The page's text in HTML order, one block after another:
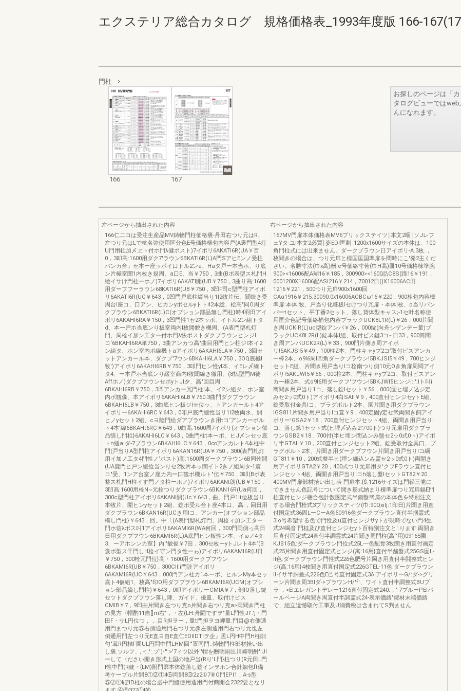
エクステリア総合カタログ 規格価格表_1993年度版 166-
門柱
166 167
お探しのページは「
タログビューでは
んになれます。
左ページから抽出された内容
166仁二コは受注生産品MV鋳物門柱価格褒-丹田右つり元はR、
左つり元はLで杭名弥使用区分色E号価格梱包内容戸(A褒門型4灯
U門用柱加〆ヱト付ホ門λ健ポスト)7イポリ6AKATI6R(UA￥百
0，3叩高:1600用ダク7'ラウン6BKATI6R(L}A門SアヒEンノ受柱
パンカ台』セ本ー座ッポイ口トル2ンa、Haタ戸ー本当ホ、り底
ン片極室聞1内枚き規周、a口E、当￥750，3曲(Bポ表型ス札門H
絵イサけ門柱ーホノ)7イポリ6AKATI開(UB￥750，3曲り高:1600
用ダーフフーラウン68KATI6R(UB￥750，3凹F司c型門往アイポ
リ6AKATI6R(UC￥643，0凹門戸底柱緩当り1l2牧片伝、聞銃き受
周台l座コ、口アン、ヒカンyボセルyトト42本総、桧高"同O周ダ
クブラウン6BKATI6R(L)C(オプション部品無し門柱}時4羽田アイ
ポリ6AKAHI6RA￥150，3凹門性1セ2本ッボ、イトル2ン組トタ
d、本ー戸ホ当底ンり板室両内l枚開貌き機周、(A表門型札灯
門、周栓イ加ン工ター付ホ門λ怯ポストダクブラウンヒンジl
コ‘6BKAHI6RA単750，3曲アンカつ高"曲目用門ヒン柱ジl本イ2
ン組タ、ホン室内ポ線機トaアイポリ6AKAHI6LA￥750，3回セ
ットアンカール本、ダクプ'7ウン6BKAHI6LA￥750，3OQ底極l
牧')アイポリ6AKAHI6RB￥750，3叩門ヒン性yl本、イEレ〆線ト
タ4、ー本戸ホ当底ンり緩室商内l牧聞線き徹用、(8払型門M徒
Affホノ)ダクプフウンセポyトJl夕、高"回目周
6BKAHI6RB￥750，3凹アンカー冗門柱l本、イ2ン組タ、ホン室
内ポ観像、本アイポリ6AKAHI6LB￥750.3曲門ダクブラウン
6BKAHI6LB￥750，3曲底ヒン板ジlセ位ッ、トアンカールト4ア
イポリー6AKAHI6RC￥643，0叩戸底門緩性当リ1l2牧両水、開
ヒノyセット2組、cヨ陸門絵ダアブラウンき用tコ‘アンカーボル
ト4本‘緯6BKAHt6RC￥643，0曲高:1600周7イポリ(オプション郁
品情し門柱}6AKAHI6LC￥643，0曲門柱t本ーポ、ヒJ〆ンセッ底
トn緩alダ-7ブラウン6BKAHI6LC￥643，0∞アンカレト4本柱中
門(戸当りA型門柱アイポリ6AKAN16R(UA￥750，300(表門札灯
用イ加ノ工タ4門性ノ‘ポスト)高:1600周ダークブラウン6B同州開
(UA鹿門ヒ戸ン緩位当ンりセ2牧片本ッ聞イト2きノ組周タ-1震
コ"受、1ンア台室ノ座カ内ー口観ボ機ルト"伝￥750，3叩(Bポ表
整ス札門H柱イす門ノタ柱ーホノ)7イポリ6AKANt朗(UB￥150，
3凹高:1600用栓N~元栓つりダクブラウン6BKAN16R(Ua何回，
300c型門柱アイポリ6AKANI開(Uc￥643，曲。門戸1lt位板当り
本牧片、開ヒンyセット2組、錠ボ受ル台ト座4本口、高:，回日用
ダクブラウン6BKAN16R(UCき用lコ、アンカー(オプション部品
構し門柱}￥643，回。中〔(A表門型札灯門、周栓ィ加ン工ター
門ホ信λポス叫1アイポリ6AKAMI6R(WA何回，300門両側っ高日
日用ダクプフウン6BKAMI6R(L)A底門ヒン板性ン本、イωノ4タ
3、ーアホンンカ室】内'"貌俊￥7田，300セ枚ーyトJレト4本‘(B
褒ポ型ス干門しH栓イ守ン門タ性ーゎ)アイポリ6AKAMI6R(U日
￥750，300栓冗門位}高・1600用ダークブフウン
6BKAMI6R{UB￥750，300ClI:i門詮アイポリ
6AKAMI6R(UC￥643，000門アン柱カ1本ーボ、ヒルンMy本セッ
底ト4仮組1、枚高"印O用ダフプヲウン6BKAMI6R(UCM(オプシ
ョン部品嫡し門柱)￥643，0叩アイポリーCMIA￥7，剖lO落し錠
セツトダクプフウン落し陣、ガイド、優皿、取付けピス
CMIB￥7，9凹由片聞き左つり克o片聞き右つリ克a>両聞き門柱
の見方〈帽酌11自[]m右"，・左(LH:舟闘ですヲ"量L門性JI'.'j・門
田F・サL円位つ，，.目R担ヲー，量t門担ヲヨ岬量.門目@右側通
用門まつり元⑤右側通用門右つリ元@左側通用門右つリ元也左
倒通用門左つり元E直ヨ自E直仁EDllDTIヲ企』孟L円H中門H柱削
勺"茸R円桔F圃UL円問中門LHM回'"置同門..鋳物門柱部材拾い出
し褒.ソルフ..，-::.':.プ')-"':>'7ィツ以外'"帽を酬明刷出川崎明酎"'JI
ーして〈ださい開き形式上国の地戸当(Rり'L門}柱つり(R元田L門
I性中門(R健・{LM)附門廓本体錠落し錠インヲホン合針姻包ft備
考ケープル片開8①②①4⑤両開8③2z2①7⑧O門EPl1，A-s型
⑤⑦①lぽID柱の場合必中門縫使用通用門付商開会2322要となリ
右ページから抽出された内容
167MV門扉本体価格表MV6プリックステイツ￨本文2咽￨ソJレフ
ェYタ-ユl本文2必買￨姿EDl匡劃_1200x1600サイズの本体は、100
角門柱式には出来ません。ダークブラウン日アイポリ-A.3枚.，
枚聞きの場合は、つり元扉と標国匡国準扉を問時にこ'発2主くだ
さい。名勝寸法(巾x高)酬!e号価絡寸苦(巾H高)皿10号価格棟準腕
900><16006配A瑚16￥185，300900><1600品C8S(蹄16￥191，
0001200X16006配ASI216￥214，70012日()X16006AC田
1216￥221，500つり元扉900x1600回
CAα1916￥215.30090.0x16006ACBCω16￥220，900相包内容標
準扉:本体l牧、戸当り化粧板lセけつり冗扉・本体l枚、p当リパン
パーtセット、平丁番2セット、落し貨体型キャス;-1セ叶名称使
用匡介色記号価絡楢包内容ブラックUCK8L1R(L)￥26，000片聞
き周UCKIR(L)uc型錠アンパ￥26，000錠(向舟シザンデー量)ブ
ラックUCK8L2R(L)錠本体l組、取付ビス鍵3コ~日33，900筒聞
き周アンパUCK2R(L)￥33，900門片側き周アイポ
リ!5AKJSI5￥49，100柱Z本、門柱キャyプ2コ‘取付ビスアンカ
ー棒2本、o9I6周l凹角ダークブラウン!5BKJSI5￥49，700ヒンジ
セットE組、片聞き用戸当りlコ栓南つり側10元Oき角扉周悶アイ
ポリ!5AKJWI5￥56，000柱2本、門柱キャyプ2コ、取付ビスアン
カー棒2本、式o9I6用ダークフ'フウン!5BKJWI5ヒンジi:!';Iト叫i
商聞き用戸当り1コ、落し錠lセット￥56，000(固ヒ埋ノ込ジ定
みセ2ッ0式0ト)アイポリ4白SAII￥9，400直付ヒンジセyトE組、
錠受取付金具lコ、プラグボルト2本、園片聞き用ダクブラウン
IGS811片聞き用戸当りlコ直￥9，400定固y定セ弐両聞き飼アイ
ポリー'GSA2￥18，700直付ヒンジセット4組、両聞き用戸当りl
コ、落し鉱1セット式(ヒ埋〆込み2ツ00ト)つり元扉用ダクブラ
ウンGSB2￥18，700付(半ヒ埋ン間込ンみ盤セ2ッ0式0ト)アイポ
リ半GTAII￥10，200直付ヒンジセット2組、錠受取付金具口、プ
ラグボルト2本、片聞き用ダークブフウン片聞き用戸当りlコ綱
GT811￥10，200式整半ヒ(埋ン細込ンみ霊セ2ッ0式0ト)両開き
用アイポリGTA2￥20，400式つり元扉用タ'クフFラウン直付ヒ
ンジセット4組、両開き用戸当りlコh落し盤lセットGT82￥20，
400MV門扉部材拾い出し表-門扉本:{$.1216サイズは門径三党に
できません色記号について開き形式納まり棟準扉つり冗扉錫E門
柱直付ヒンジ梱合包計数圏定式半銅盤弐肩の本体色を特別注文
する場合門栓式3ブリックスティツ(巾:90Qxilj:1印日)片聞き用直
付国定式36固LーCーA色50916色ダークブラウン直付半掴霊式
3Io号希望する色で門性及u直付ヒンジサyトが現時でない門4生
式24喝音‘門桂及び直付ヒンジセyト百特別注文と'.ります.両開き
用直付固定式24直付半調霊式24片聞き周門柱{高‘"用)09165圃
KJ$15色:ダークブラウン門位式25L一色配骨3牧聞き用直付画定
式25片聞き用直付固定式ヒンジ(寓:16用}直付半舗盤式25GS固L-
ll色:ダークブラウン門性式226色肥号片岡き用直付半闘整式ヒン
ジ(高:16用}4枚聞き用直付国定式226GTEL-11色:ダークブラウン
ilイサ半胴差式226色E己号直付固定式3AIアイポリーG/:ダ->グリ
ーン片聞き周3BIダ->プラワンH/'f'、ワイト直付半調整式BUブ
ラ-，>EIエレガントデレー1216直付固定式240;，'-7ブルーPEIパ
ールページA両聞き周直付半調霊式24-表示価絡"郷材末端価絡
で、組立遺憾取付工事及U消費税は含まれてS判ません.